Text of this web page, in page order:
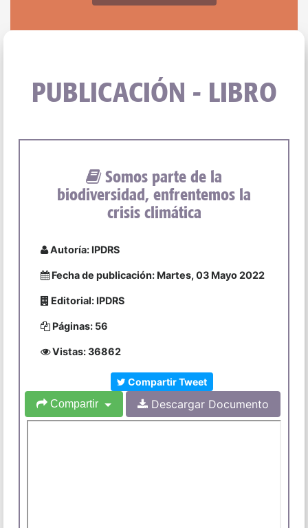
PUBLICACIÓN - LIBRO
Somos parte de la
biodiversidad, enfrentemos la
crisis climática
Autoría: IPDRS
Fecha de publicación: Martes, 03 Mayo 2022
Editorial: IPDRS
Páginas: 56
Vistas: 36862
Compartir Tweet
Compartir
Descargar Documento